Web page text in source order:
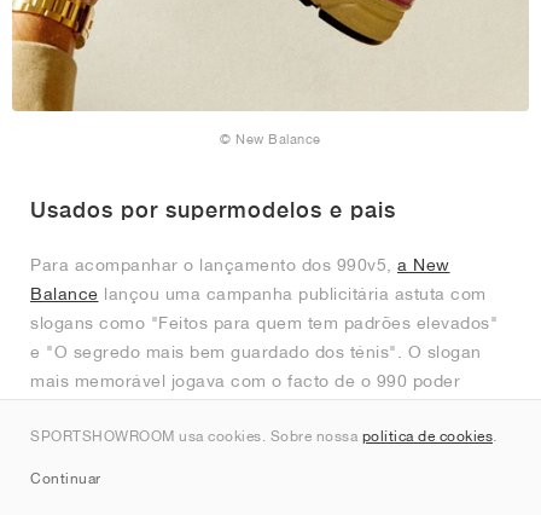
© New Balance
Usados por supermodelos e pais
Para acompanhar o lançamento dos 990v5, a New
Balance lançou uma campanha publicitária astuta com
slogans como "Feitos para quem tem padrões elevados"
e "O segredo mais bem guardado dos ténis". O slogan
mais memorável jogava com o facto de o 990 poder
preocupadas com a moda a pais que procuram conforto,
afirmando que era "Usado por supermodelos em Londres
SPORTSHOWROOM usa cookies. Sobre nossa política de cookies.
Continuar